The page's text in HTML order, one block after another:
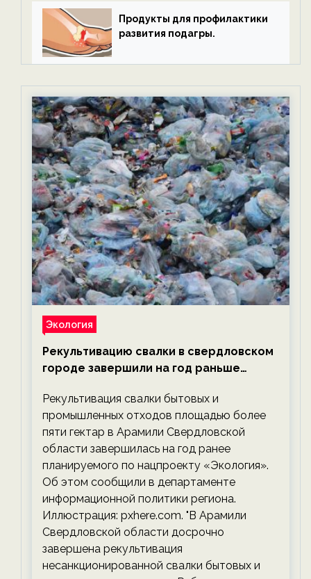
Продукты для профилактики
развития подагры.
Экология
Рекультивацию свалки в свердловском
городе завершили на год раньше
экологии на ECOportal
Рекультивация свалки бытовых и
промышленных отходов площадью более
пяти гектар в Арамили Свердловской
области завершилась на год ранее
планируемого по нацпроекту «Экология».
Об этом сообщили в департаменте
информационной политики региона.
Иллюстрация: pxhere.com. "В Арамили
Свердловской области досрочно
завершена рекультивация
несанкционированной свалки бытовых и